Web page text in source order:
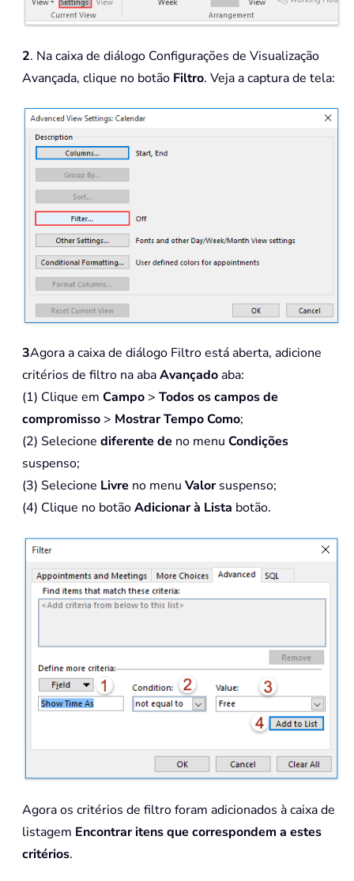
2. Na caixa de diálogo Configurações de Visualização
Avançada, clique no botão Filtro. Veja a captura de tela:
3Agora a caixa de diálogo Filtro está aberta, adicione
critérios de filtro na abaAvançadoaba:
(1) Clique em Campo > Todos os campos de
compromisso > Mostrar Tempo Como;
(2) Selecione diferente de no menu Condições
suspenso;
(3) Selecione Livre no menu Valorsuspenso;
(4) Clique no botãoAdicionar à Lista botão.
Agora os critérios de filtro foram adicionados à caixa de
listagem Encontrar itens que correspondem a estes
critérios.